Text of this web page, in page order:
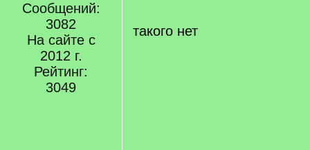
Сообщений:
3082
На сайте с
2012 г.
Рейтинг:
3049
такого нет